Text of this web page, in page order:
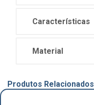
Características
Material
Produtos Relacionados